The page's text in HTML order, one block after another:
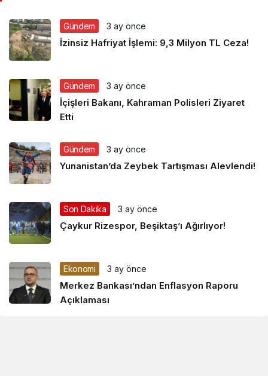
Gündem 3 ay önce
İzinsiz Hafriyat İşlemi: 9,3 Milyon TL Ceza!
Gündem 3 ay önce
İçişleri Bakanı, Kahraman Polisleri Ziyaret
Etti
Gündem 3 ay önce
Yunanistan’da Zeybek Tartışması Alevlendi!
Son Dakika 3 ay önce
Çaykur Rizespor, Beşiktaş’ı Ağırlıyor!
Ekonomi 3 ay önce
Merkez Bankası’ndan Enflasyon Raporu
Açıklaması